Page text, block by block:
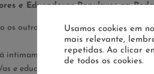
e Educadoras Populares na
os outros que nós estamos
intimamente conectado a perspectiva
e educandos/as estão inseridos;
Usamos cookies em
mais relevante,
repetidas. Ao clicar
de todos os cookies.